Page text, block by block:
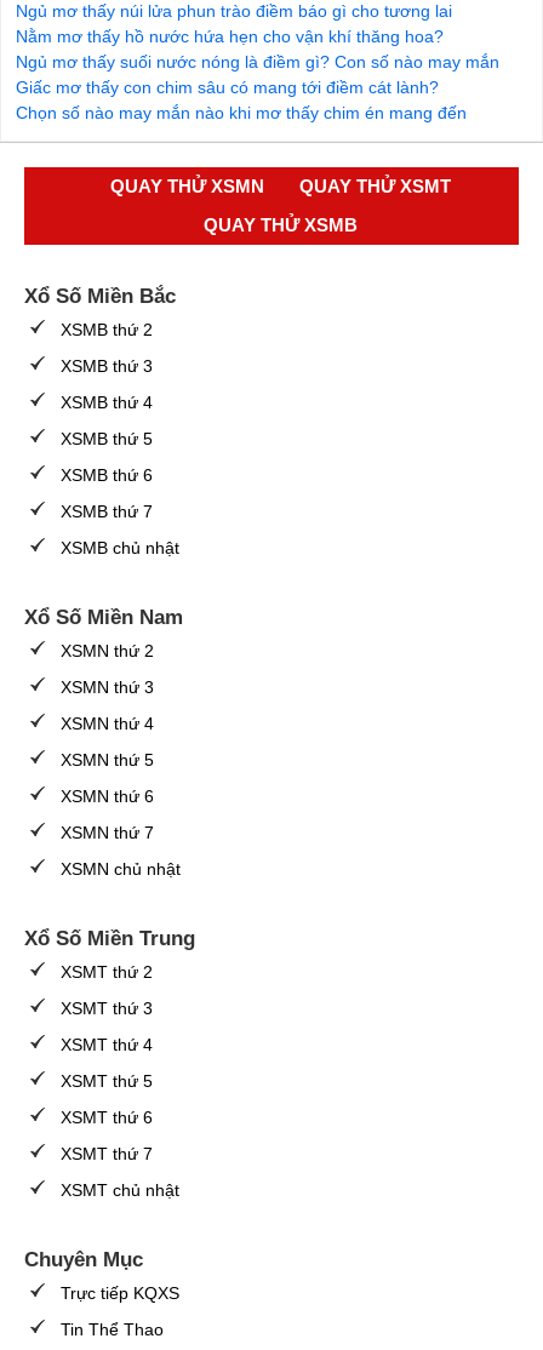
Ngủ mơ thấy núi lửa phun trào điềm báo gì cho tương lai
Nằm mơ thấy hồ nước hứa hẹn cho vận khí thăng hoa?
Ngủ mơ thấy suối nước nóng là điềm gì? Con số nào may mắn
Giấc mơ thấy con chim sâu có mang tới điềm cát lành?
Chọn số nào may mắn nào khi mơ thấy chim én mang đến
QUAY THỬ XSMN
QUAY THỬ XSMT
QUAY THỬ XSMB
Xổ Số Miền Bắc
XSMB thứ 2
XSMB thứ 3
XSMB thứ 4
XSMB thứ 5
XSMB thứ 6
XSMB thứ 7
XSMB chủ nhật
Xổ Số Miền Nam
XSMN thứ 2
XSMN thứ 3
XSMN thứ 4
XSMN thứ 5
XSMN thứ 6
XSMN thứ 7
XSMN chủ nhật
Xổ Số Miền Trung
XSMT thứ 2
XSMT thứ 3
XSMT thứ 4
XSMT thứ 5
XSMT thứ 6
XSMT thứ 7
XSMT chủ nhật
Chuyên Mục
Trực tiếp KQXS
Tin Thể Thao